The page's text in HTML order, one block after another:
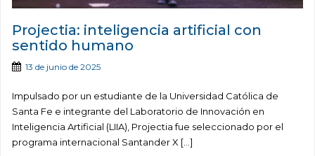
Projectia: inteligencia artificial con
sentido humano
13 de junio de 2025
Impulsado por un estudiante de la Universidad Católica de
Santa Fe e integrante del Laboratorio de Innovación en
Inteligencia Artificial (LIIA), Projectia fue seleccionado por el
programa internacional Santander X [...]